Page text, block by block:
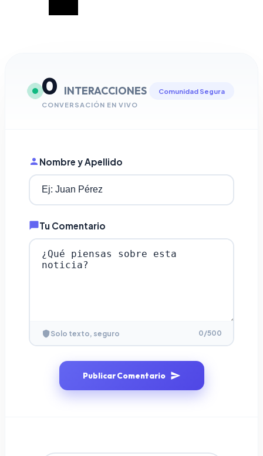
0 INTERACCIONES
CONVERSACIÓN EN VIVO
Comunidad Segura
Nombre y Apellido
Tu Comentario
Solo texto, seguro 0/500
Publicar Comentario